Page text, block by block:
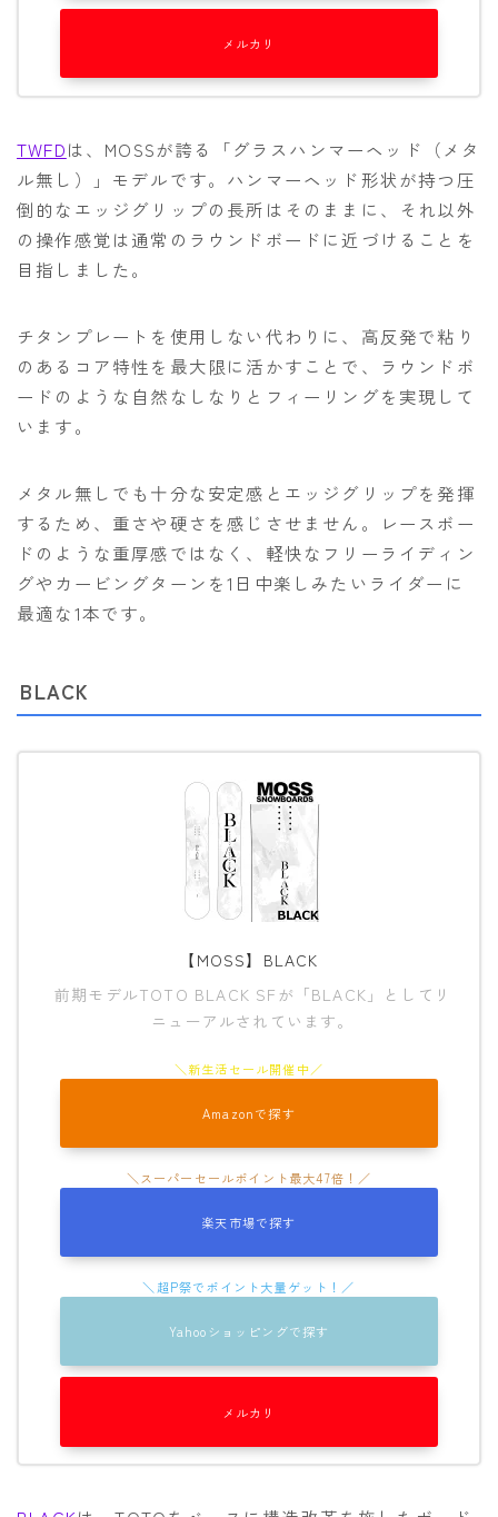
メルカリ
TWFDは、MOSSが誇る「グラスハンマーヘッド（メタ
ル無し）」モデルです。ハンマーヘッド形状が持つ圧
倒的なエッジグリップの長所はそのままに、それ以外
の操作感覚は通常のラウンドボードに近づけることを
目指しました。
チタンプレートを使用しない代わりに、高反発で粘り
のあるコア特性を最大限に活かすことで、ラウンドボ
ードのような自然なしなりとフィーリングを実現して
います。
メタル無しでも十分な安定感とエッジグリップを発揮
するため、重さや硬さを感じさせません。レースボー
ドのような重厚感ではなく、軽快なフリーライディン
グやカービングターンを1日中楽しみたいライダーに
最適な1本です。
BLACK
【MOSS】BLACK
前期モデルTOTO BLACK SFが「BLACK」としてリ
ニューアルされています。
Amazonで探す
楽天市場で探す
Yahooショッピングで探す
メルカリ